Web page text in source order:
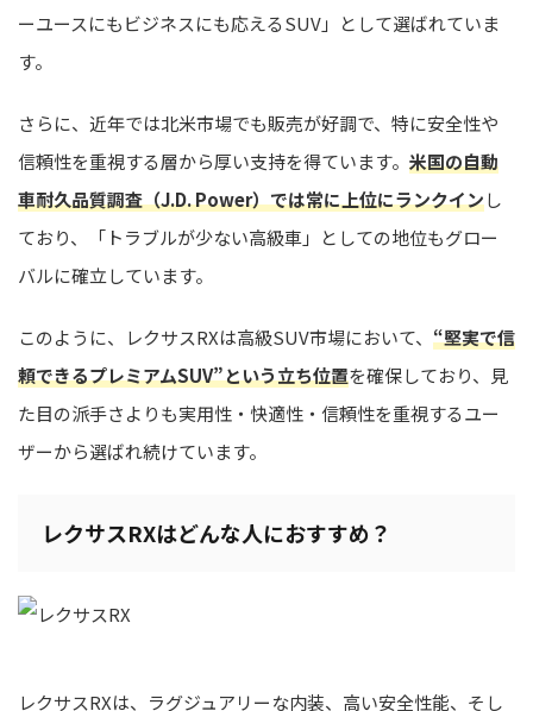
ーユースにもビジネスにも応えるSUV」として選ばれていま
す。
さらに、近年では北米市場でも販売が好調で、特に安全性や
信頼性を重視する層から厚い支持を得ています。 米国の自動
車耐久品質調査（J.D. Power）では常に上位にランクインし
ており、「トラブルが少ない高級車」としての地位もグロー
バルに確立しています。
このように、レクサスRXは高級SUV市場において、 “堅実で信
頼できるプレミアムSUV”という立ち位置を確保しており、見
た目の派手さよりも実用性・快適性・信頼性を重視するユー
ザーから選ばれ続けています。
レクサスRXはどんな人におすすめ？
レクサスRXは、ラグジュアリーな内装、高い安全性能、そし